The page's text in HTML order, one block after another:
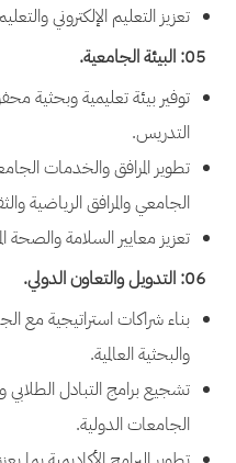
تعزيز التعليم الإلكتروني
05: البيئة الجامعية.
توفير بيئة تعليمية وبحثية
التدريس.
تطوير المرافق والخدمات
الجامعي والمرافق الرياضية
تعزيز معايير السلامة والصحة
06: التدويل والتعاون الدولي.
بناء شراكات استراتيجية مع
والبحثية العالمية.
تشجيع برامج التبادل
الجامعات الدولية.